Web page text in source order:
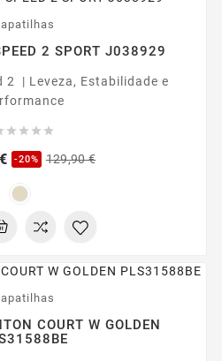
2 SPORT J038929
2 | Leveza, Estabilidade e
   
-20% 129,90 €Preço
Preço
COURT W GOLDEN